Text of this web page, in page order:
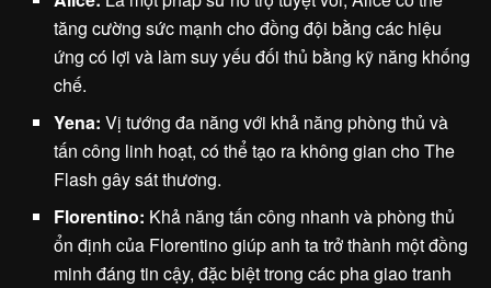
tăng cường sức mạnh cho đồng đội bằng các hiệu
ứng có lợi và làm suy yếu đối thủ bằng kỹ năng khống
chế.
Yena: Vị tướng đa năng với khả năng phòng thủ và
tấn công linh hoạt, có thể tạo ra không gian cho The
Flash gây sát thương.
Florentino: Khả năng tấn công nhanh và phòng thủ
ổn định của Florentino giúp anh ta trở thành một đồng
minh đáng tin cậy, đặc biệt trong các pha giao tranh